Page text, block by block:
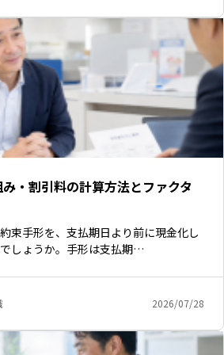
・割引料の計算方法とファクタ
束手形を、支払期日より前に現金化し
しょうか。手形は支払期…
2026/07/28